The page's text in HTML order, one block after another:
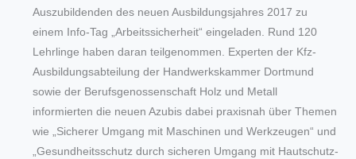
Auszubildenden des neuen Ausbildungsjahres 2017 zu
einem Info-Tag „Arbeitssicherheit“ eingeladen. Rund 120
Lehrlinge haben daran teilgenommen. Experten der Kfz-
Ausbildungsabteilung der Handwerkskammer Dortmund
sowie der Berufsgenossenschaft Holz und Metall
informierten die neuen Azubis dabei praxisnah über Themen
wie „Sicherer Umgang mit Maschinen und Werkzeugen“ und
„Gesundheitsschutz durch sicheren Umgang mit Hautschutz-